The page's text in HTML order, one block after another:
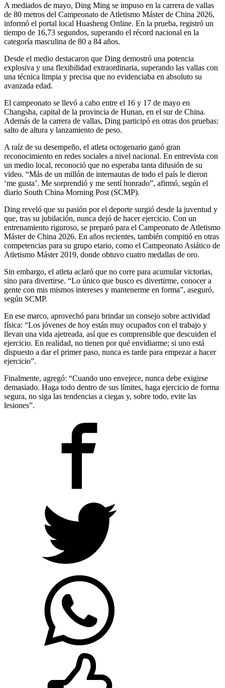
A mediados de mayo, Ding Ming se impuso en la carrera de vallas
de 80 metros del Campeonato de Atletismo Máster de China 2026,
informó el portal local Huasheng Online. En la prueba, registró un
tiempo de 16,73 segundos, superando el récord nacional en la
categoría masculina de 80 a 84 años.
Desde el medio destacaron que Ding demostró una potencia
explosiva y una flexibilidad extraordinaria, superando las vallas con
una técnica limpia y precisa que no evidenciaba en absoluto su
avanzada edad.
El campeonato se llevó a cabo entre el 16 y 17 de mayo en
Changsha, capital de la provincia de Hunan, en el sur de China.
Además de la carrera de vallas, Ding participó en otras dos pruebas:
salto de altura y lanzamiento de peso.
A raíz de su desempeño, el atleta octogenario ganó gran
reconocimiento en redes sociales a nivel nacional. En entrevista con
un medio local, reconoció que no esperaba tanta difusión de su
video. “Más de un millón de internautas de todo el país le dieron
‘me gusta’. Me sorprendió y me sentí honrado”, afirmó, según el
diario South China Morning Post (SCMP).
Ding reveló que su pasión por el deporte surgió desde la juventud y
que, tras su jubilación, nunca dejó de hacer ejercicio. Con un
entrenamiento riguroso, se preparó para el Campeonato de Atletismo
Máster de China 2026. En años recientes, también compitió en otras
competencias para su grupo etario, como el Campeonato Asiático de
Atletismo Máster 2019, donde obtuvo cuatro medallas de oro.
Sin embargo, el atleta aclaró que no corre para acumular victorias,
sino para divertirse. “Lo único que busco es divertirme, conocer a
gente con mis mismos intereses y mantenerme en forma”, aseguró,
según SCMP.
En ese marco, aprovechó para brindar un consejo sobre actividad
física: “Los jóvenes de hoy están muy ocupados con el trabajo y
llevan una vida ajetreada, así que es comprensible que descuiden el
ejercicio. En realidad, no tienen por qué envidiarme; si uno está
dispuesto a dar el primer paso, nunca es tarde para empezar a hacer
ejercicio”.
Finalmente, agregó: “Cuando uno envejece, nunca debe exigirse
demasiado. Haga todo dentro de sus límites, haga ejercicio de forma
segura, no siga las tendencias a ciegas y, sobre todo, evite las
lesiones”.